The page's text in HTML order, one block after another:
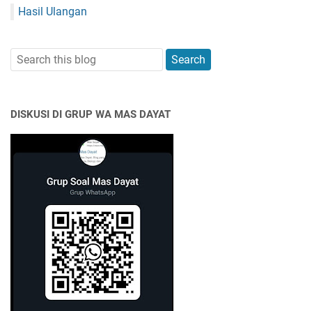
Hasil Ulangan
DISKUSI DI GRUP WA MAS DAYAT